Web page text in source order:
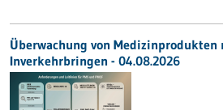
Überwachung von Medizinprodukten
Inverkehrbringen - 04.08.2026